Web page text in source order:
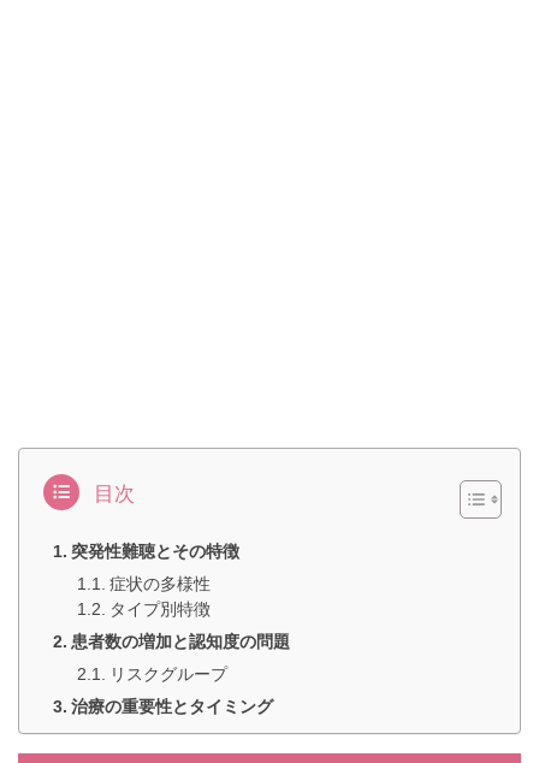
目次
突発性難聴とその特徴
症状の多様性
タイプ別特徴
患者数の増加と認知度の問題
リスクグループ
治療の重要性とタイミング